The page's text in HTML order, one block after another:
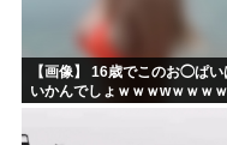
自民党、古謝玄太の推薦
【映画悲報】日本(ジャッ
【画像】 16歳でこのお◯ぱい
いかんでしょｗｗｗwｗｗｗ
ｗｗｗ❤